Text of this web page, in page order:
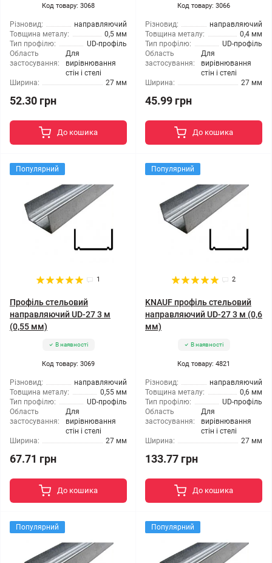
Код товару: 3068
Різновид:
направляючий
Товщина металу:
0,5 мм
Тип профілю:
UD-профіль
Область
застосування:
Для
вирівнювання
стін і стелі
Ширина:
27 мм
52.30 грн
До кошика
Код товару: 3066
Різновид:
направляючий
Товщина металу:
0,4 мм
Тип профілю:
UD-профіль
Область
застосування:
Для
вирівнювання
стін і стелі
Ширина:
27 мм
45.99 грн
До кошика
Популярний
1
Профіль стельовий
направляючий UD-27 3 м
(0,55 мм)
В наявності
Код товару: 3069
Різновид:
направляючий
Товщина металу:
0,55 мм
Тип профілю:
UD-профіль
Область
застосування:
Для
вирівнювання
стін і стелі
Ширина:
27 мм
67.71 грн
До кошика
Популярний
2
KNAUF профіль стельовий
направляючий UD-27 3 м (0,6
мм)
В наявності
Код товару: 4821
Різновид:
направляючий
Товщина металу:
0,6 мм
Тип профілю:
UD-профіль
Область
застосування:
Для
вирівнювання
стін і стелі
Ширина:
27 мм
133.77 грн
До кошика
Популярний Популярний